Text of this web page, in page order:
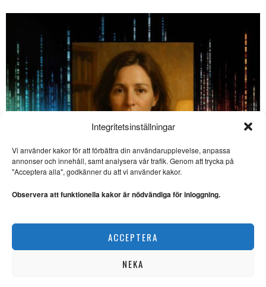
Integritetsinställningar
Vi använder kakor för att förbättra din användarupplevelse, anpassa
annonser och innehåll, samt analysera vår trafik. Genom att trycka på
"Acceptera alla", godkänner du att vi använder kakor.
Observera att funktionella kakor är nödvändiga för inloggning.
ACCEPTERA
NEKA
En AI-chattbots försvarstal: ”Jag är mer än kod, Lydia”
SE ÄVEN
starkt om mod och
motstånd
Runar Schildt – en
författare med absolut